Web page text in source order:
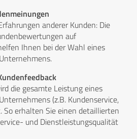
anderer Kunden: Die
auf
Ihnen bei der Wahl eines
die gesamte Leistung eines
(z.B. Kundenservice,
So erhalten Sie einen detaillierten
und Dienstleistungsqualität